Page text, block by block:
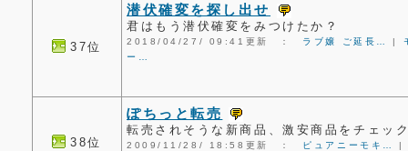
37位
潜伏確変を探し出せ
君はもう潜伏確変をみつけたか？
2018/04/27/ 09:41更新 ： ラブ嬢 ご延長… |
ー…
38位
ぽちっと転売
転売されそうな新商品、激安商品をチェッ
2009/11/28/ 18:58更新 ： ピュアニーモキ…